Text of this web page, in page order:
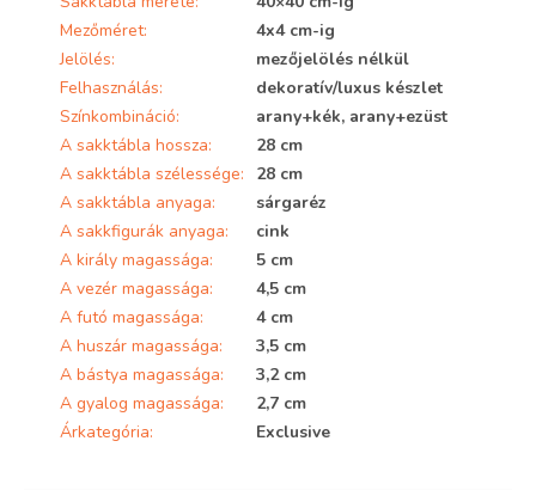
Mezőméret:
4x4 cm-ig
Jelölés:
mezőjelölés nélkül
Felhasználás:
dekoratív/luxus készlet
Színkombináció:
arany+kék, arany+ezüst
A sakktábla hossza:
28 cm
A sakktábla szélessége:
28 cm
A sakktábla anyaga:
sárgaréz
A sakkfigurák anyaga:
cink
A király magassága:
5 cm
A vezér magassága:
4,5 cm
A futó magassága:
4 cm
A huszár magassága:
3,5 cm
A bástya magassága:
3,2 cm
A gyalog magassága:
2,7 cm
Árkategória: Exclusive